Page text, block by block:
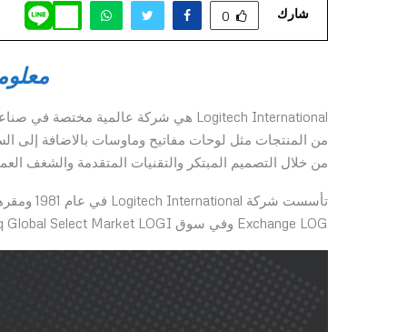
شارك 0
من المنتجات مثل لوحات مفاتيح وماوسات بالاضافة إلى
من خلال التصميم المبتكر والتقنيات المتقدمة والشغف
Exchange LOG وفي سوق Nasdaq Global Select Market LOGI